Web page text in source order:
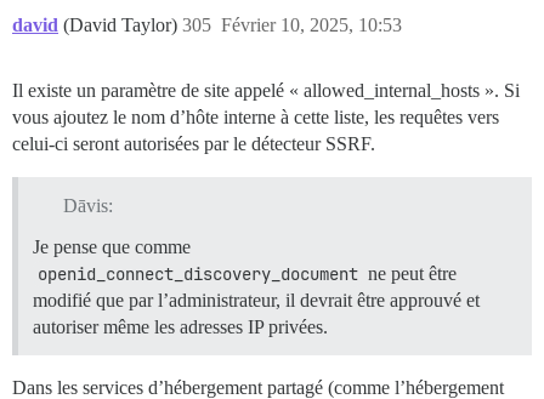
david (David Taylor) Février 10, 2025, 10:53
305
Il existe un paramètre de site appelé « allowed_internal_hosts ». Si
vous ajoutez le nom d’hôte interne à cette liste, les requêtes vers
celui-ci seront autorisées par le détecteur SSRF.
Dāvis:
Je pense que comme
openid_connect_discovery_document ne peut être
modifié que par l’administrateur, il devrait être approuvé et
autoriser même les adresses IP privées.
Dans les services d’hébergement partagé (comme l’hébergement